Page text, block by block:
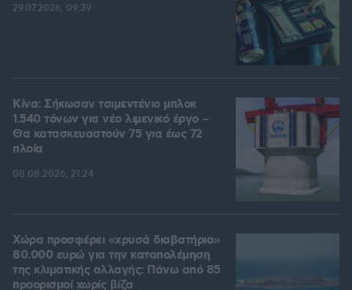
29.07.2026, 09:39
Κίνα: Σήκωσαν τσιμεντένιο μπλοκ
1.540 τόνων για νέο λιμενικό έργο –
Θα κατασκευαστούν 75 για έως 72
πλοία
08.08.2026, 21:24
Χώρα προσφέρει «χρυσά διαβατήρια»
80.000 ευρώ για την καταπολέμηση
της κλιματικής αλλαγής: Πάνω από 85
προορισμοί χωρίς βίζα